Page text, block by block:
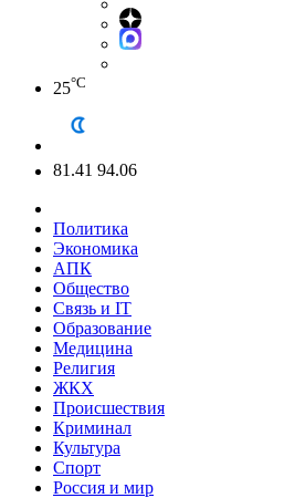
25°C
81.41 94.06
Политика
Экономика
АПК
Общество
Связь и IT
Образование
Медицина
Религия
ЖКХ
Происшествия
Криминал
Культура
Спорт
Россия и мир